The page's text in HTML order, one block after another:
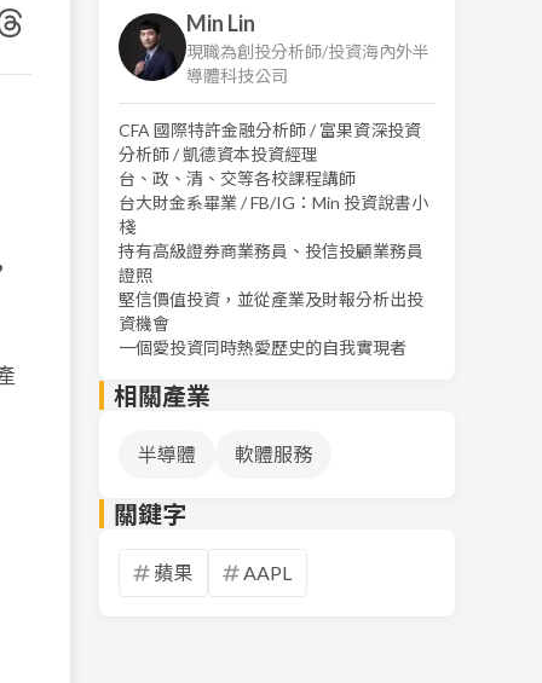
Min Lin
現職為創投分析師/投資海內外半
導體科技公司
CFA 國際特許金融分析師 / 富果資深投資
分析師 / 凱德資本投資經理
台、政、清、交等各校課程講師
台大財金系畢業 / FB/IG：Min 投資說書小
棧
持有高級證券商業務員、投信投顧業務員
證照
堅信價值投資，並從產業及財報分析出投
資機會
一個愛投資同時熱愛歷史的自我實現者
相關產業
半導體 軟體服務
關鍵字
蘋果 AAPL